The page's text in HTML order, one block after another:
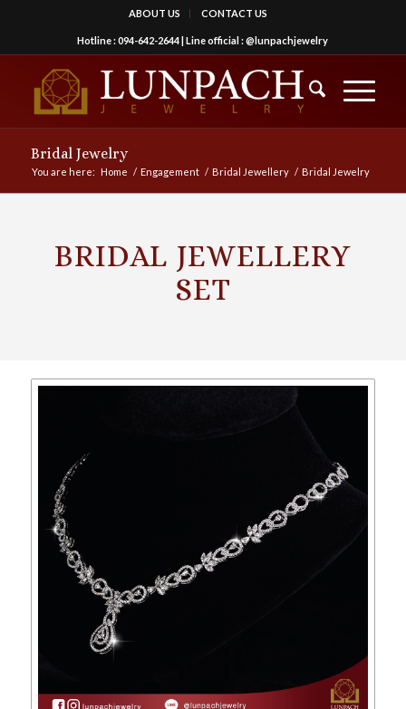
ABOUT US CONTACT US
Hotline :094-642-2644| Line official :@lunpachjewelry
Bridal Jewelry
You are here: Home / Engagement / Bridal Jewellery / Bridal Jewelry
BRIDAL JEWELLERY
SET